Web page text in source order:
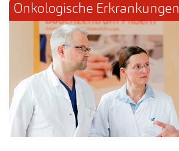
Onkologische Erkrankungen